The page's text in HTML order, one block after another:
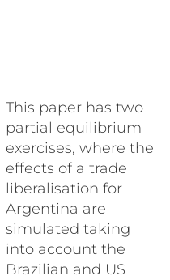
This paper has two
partial equilibrium
exercises, where the
effects of a trade
liberalisation for
Argentina are
simulated taking
into account the
Brazilian and US